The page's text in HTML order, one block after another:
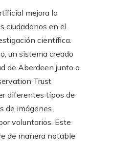
mejora la
ciudadanos en el
científica.
un sistema creado
de Aberdeen junto a
Trust
diferentes tipos de
de imágenes
voluntarios. Este
de manera notable